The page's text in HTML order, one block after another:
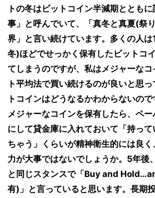
トの冬はビットコイン半減期ととも
事」と呼んでいて、「真冬と真夏(祭
界」と言い続けています。多くの人は
冬)ほどでせっかく保有したビットコ
てしまうのですが、私はメジャーな
ト平均法で買い続けるのが良いと思
トコインはどうなるかわからないの
メジャーなコインを保有したら、ペー
にして貸金庫に入れておいて「持っ
ちゃう」くらいが精神衛生的には良
力が大事ではないでしょうか。5年後
と同じスタンスで「Buy and
有)」と言っていると思います。長期